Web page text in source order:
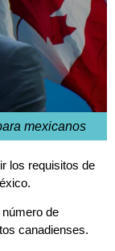
mexicanos
los requisitos de
de
canadienses.